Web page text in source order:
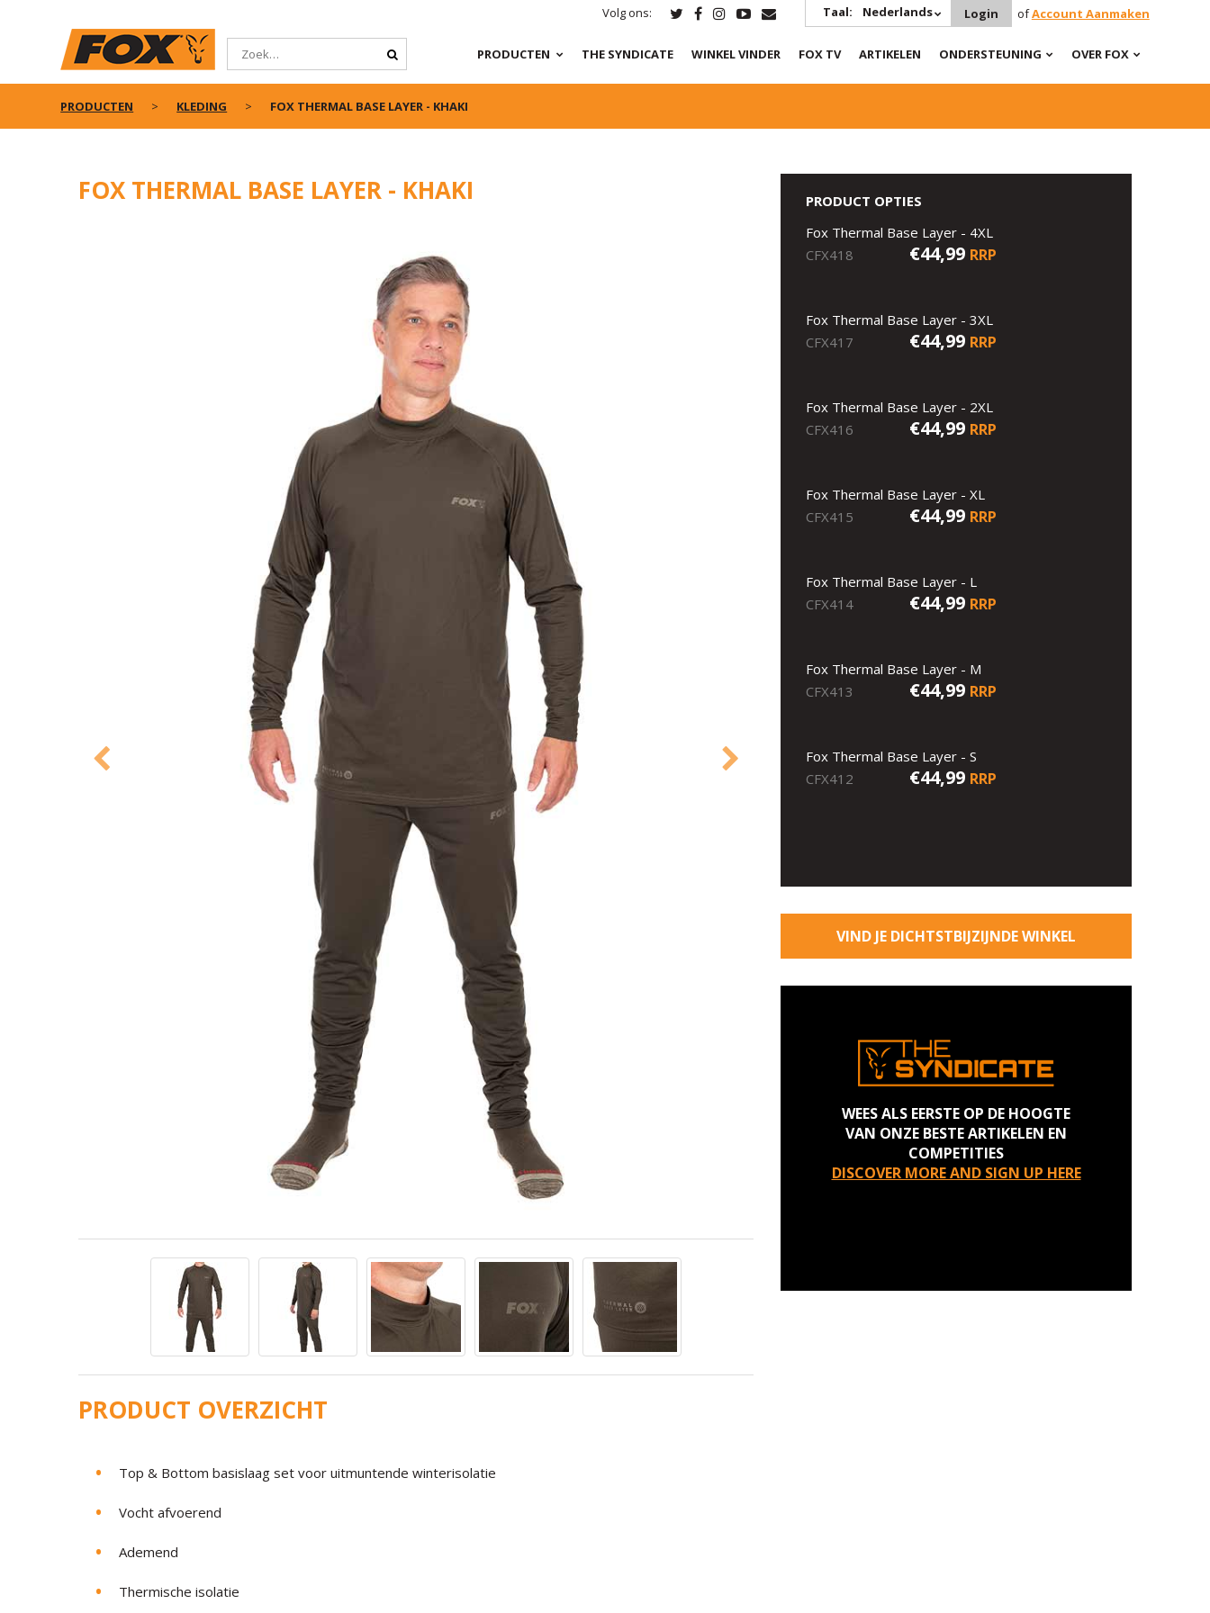
Volg ons: Taal: Nederlands Login ofAccount Aanmaken
PRODUCTEN THE SYNDICATE WINKEL VINDER FOX TV ARTIKELEN ONDERSTEUNING OVER FOX
PRODUCTEN KLEDING FOX THERMAL BASE LAYER - KHAKI
FOX THERMAL BASE LAYER - KHAKI
PRODUCT OVERZICHT
Top & Bottom basislaag set voor uitmuntende winterisolatie
Vocht afvoerend
Ademend
Thermische isolatie
PRODUCT OPTIES
Fox Thermal Base Layer - 4XL
CFX418
€44,99 RRP
Fox Thermal Base Layer - 3XL
CFX417
€44,99 RRP
Fox Thermal Base Layer - 2XL
CFX416
€44,99 RRP
Fox Thermal Base Layer - XL
CFX415
€44,99 RRP
Fox Thermal Base Layer - L
CFX414
€44,99 RRP
Fox Thermal Base Layer - M
CFX413
€44,99 RRP
Fox Thermal Base Layer - S
CFX412
€44,99 RRP
VIND JE DICHTSTBIJZIJNDE WINKEL
WEES ALS EERSTE OP DE HOOGTE
VAN ONZE BESTE ARTIKELEN EN
COMPETITIES
DISCOVER MORE AND SIGN UP HERE